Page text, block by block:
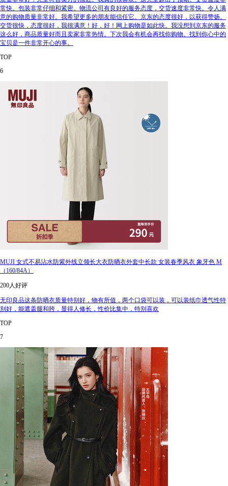
常快。包装非常仔细和紧密。物流公司有良好的服务态度，交货速度非常快。令人满
意的购物质量非常好。我希望更多的朋友能信任它。京东的态度很好，以获得赞扬。
交货很快，态度很好，我很满意！好，好！网上购物是如此快。我没想到京东的服务
这么好，商品质量好而且卖家非常热情。下次我会有机会再找你购物。找到你心中的
宝贝是一件非常开心的事。
TOP
6
MUJI 女式不易沾水防紫外线立领长大衣防晒衣外套中长款 女装春季风衣 象牙色 M
（160/84A）
200人好评
无印良品这条防晒衣质量特别好，物有所值，两个口袋可以装，可以装纸巾透气性特
别好，能遮盖腿和胯，显得人修长，性价比集中，特别喜欢
TOP
7